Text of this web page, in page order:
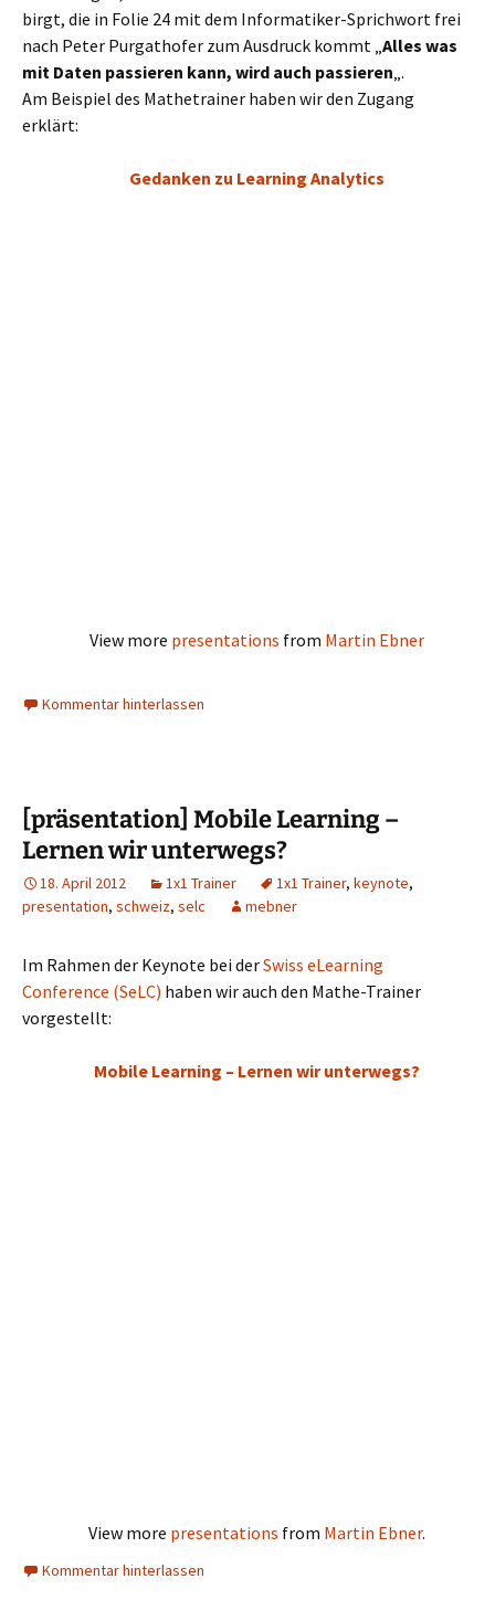
birgt, die in Folie 24 mit dem Informatiker-Sprichwort frei
nach Peter Purgathofer zum Ausdruck kommt „Alles was
mit Daten passieren kann, wird auch passieren„.
Am Beispiel des Mathetrainer haben wir den Zugang
erklärt:
Gedanken zu Learning Analytics
View more presentations from Martin Ebner
Kommentar hinterlassen
[präsentation] Mobile Learning –
Lernen wir unterwegs?
18. April 2012 1x1 Trainer 1x1 Trainer, keynote,
presentation, schweiz, selc mebner
Im Rahmen der Keynote bei derSwiss eLearning
Conference (SeLC) haben wir auch den Mathe-Trainer
vorgestellt:
Mobile Learning – Lernen wir unterwegs?
View more presentations from Martin Ebner.
Kommentar hinterlassen